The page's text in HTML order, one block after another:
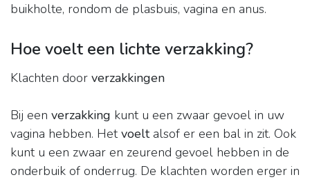
buikholte, rondom de plasbuis, vagina en anus.
Hoe voelt een lichte verzakking?
Klachten door verzakkingen
Bij een verzakking kunt u een zwaar gevoel in uw
vagina hebben. Hetvoeltalsof er een bal in zit. Ook
kunt u een zwaar en zeurend gevoel hebben in de
onderbuik of onderrug. De klachten worden erger in